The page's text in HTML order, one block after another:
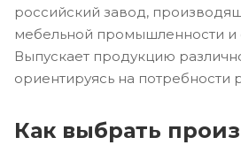
российский завод,
мебельной промышленности и
Выпускает продукцию
ориентируясь на потребности
Как выбрать